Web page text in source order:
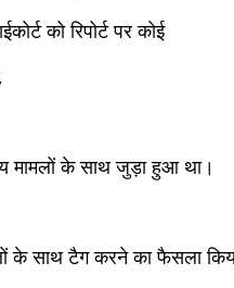
को रिपोर्ट पर कोई
के साथ जुड़ा हुआ था।
साथ टैग करने का फैसला